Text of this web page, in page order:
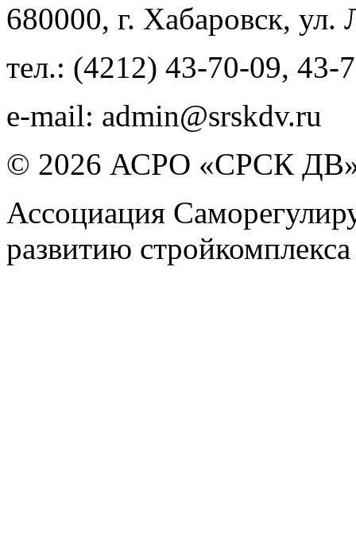
680000, г. Хабаровск, ул.
тел.: (4212) 43-70-09, 43-
e-mail: admin@srskdv.ru
© 2026 АСРО «СРСК
Ассоциация
развитию